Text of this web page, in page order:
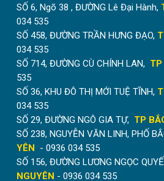
SỐ 6, Ngõ 38 , ĐƯỜNG Lê Đại Hành,
034 535
SỐ 458, ĐƯỜNG TRẦN HƯNG ĐẠO,
034 535
SỐ 714, ĐƯỜNG CÙ CHÍNH LAN,
535
SỐ 36, KHU ĐÔ THỊ MỚI TUỆ TĨNH,
034 535
SỐ 29, ĐƯỜNG NGÔ GIA TỰ, TP
SỐ 238, NGUYỄN VĂN LINH, PHỐ
YÊN - 0936 034 535
SỐ 156, ĐƯỜNG LƯƠNG NGỌC
NGUYÊN - 0936 034 535